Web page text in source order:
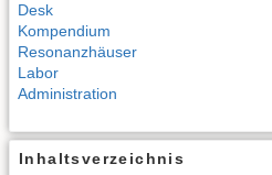
Desk
Kompendium
Resonanzhäuser
Labor
Administration
Inhaltsverzeichnis